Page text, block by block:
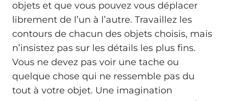
objets et que vous pouvez vous déplacer
librement de l’un à l’autre. Travaillez les
contours de chacun des objets choisis, mais
n’insistez pas sur les détails les plus fins.
Vous ne devez pas voir une tache ou
quelque chose qui ne ressemble pas du
tout à votre objet. Une imagination